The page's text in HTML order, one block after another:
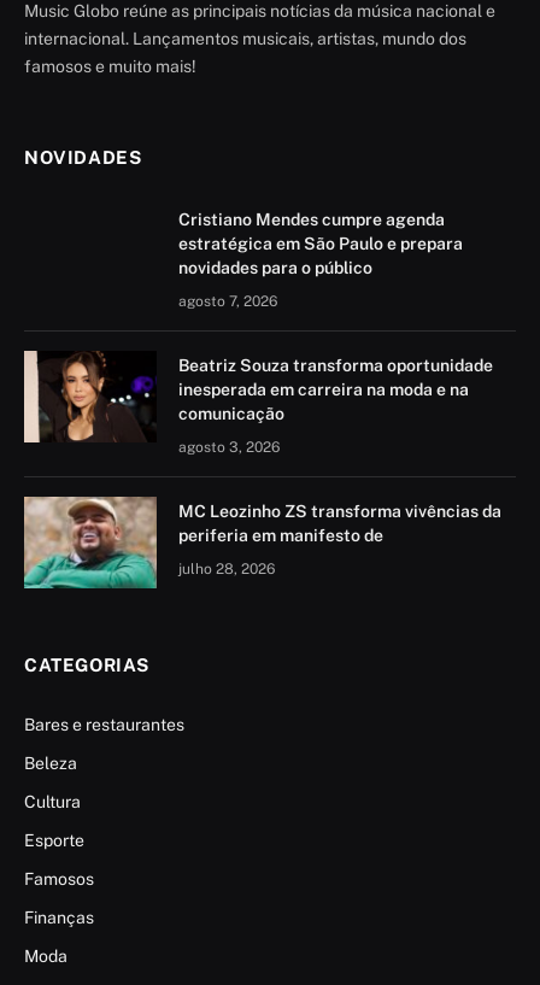
Music Globo reúne as principais notícias da música nacional e
internacional. Lançamentos musicais, artistas, mundo dos
famosos e muito mais!
NOVIDADES
Cristiano Mendes cumpre agenda
estratégica em São Paulo e prepara
novidades para o público
agosto 7, 2026
Beatriz Souza transforma oportunidade
inesperada em carreira na moda e na
comunicação
agosto 3, 2026
MC Leozinho ZS transforma vivências da
periferia em manifesto de
julho 28, 2026
CATEGORIAS
Bares e restaurantes
Beleza
Cultura
Esporte
Famosos
Finanças
Moda